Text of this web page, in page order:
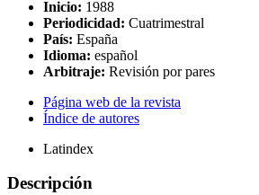
Inicio: 1988
Periodicidad: Cuatrimestral
País: España
Idioma: español
Arbitraje: Revisión por pares
Página web de la revista
Índice de autores
Latindex
Descripción